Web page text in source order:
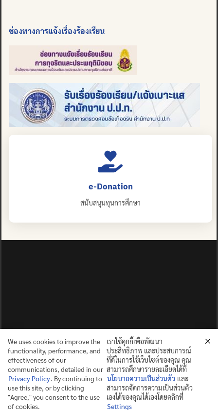
ช่องทางการแจ้งเรื่องร้องเรียน
e-Donation
สนับสนุนทุนการศึกษา
ปญฺญาย ปริสุชฺฌติ (คนย่อมบริสุทธิ์ด้วยปัญญา)
©2025 MAHIDOL WITTAYANUSORN SCHOOL. ALL RIGHTS
We uses cookies to improve the
functionality, performance, and
effectiveness of our
communications, detailed in our
Privacy Policy. By continuing to
use this site, or by clicking
"Agree," you consent to the use
of cookies.
เราใช้คุกกี้เพื่อพัฒนา
ประสิทธิภาพ และประสบการณ์
ที่ดีในการใช้เว็บไซต์ของคุณ คุณ
สามารถศึกษารายละเอียดได้ที่
นโยบายความเป็นส่วนตัว และ
สามารถจัดการความเป็นส่วนตัว
เองได้ของคุณได้เองโดยคลิกที่
Settings